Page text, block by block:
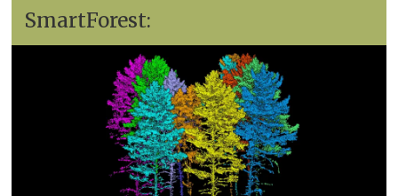
SmartForest: